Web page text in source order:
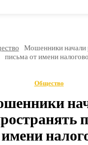
Мошенники начали
письма от имени
Общество